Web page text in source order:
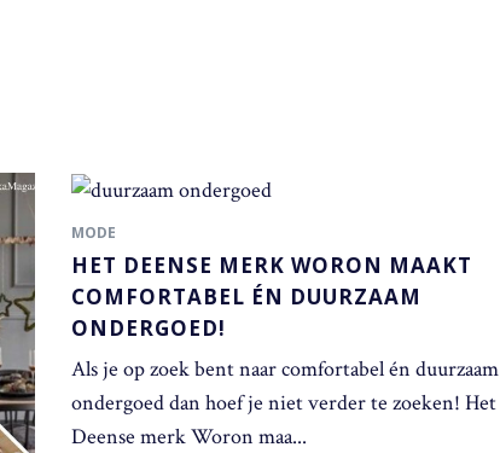
MODE
HET DEENSE MERK WORON MAAKT
COMFORTABEL ÉN DUURZAAM
ONDERGOED!
Als je op zoek bent naar comfortabel én duurzaam
ondergoed dan hoef je niet verder te zoeken! Het
Deense merk Woron maa...